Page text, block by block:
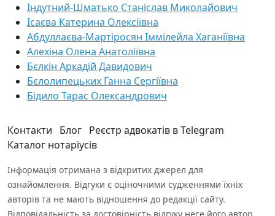
Індутний-Шматько Станіслав Миколайович
Ісаєва Катерина Олексіївна
Абдуллаєва-Мартіросян Іммілейла Хаганіївна
Алехіна Олена Анатоліївна
Бєлкін Аркадій Давидович
Бєлолипецьких Ганна Сергіївна
Бідило Тарас Олександрович
Контакти Блог Реєстр адвокатів в Telegram
Каталог нотаріусів
Інформація отримана з відкритих джерел для
ознайомлення. Відгуки є оціночними судженнями їхніх
авторів та не мають відношення до редакції сайту.